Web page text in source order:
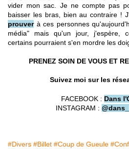
vider mon sac. Je ne compte pas
baisser les bras, bien au contraire !
prouverà ces personnes
média" mais qu'un jour, j'espère,
certains pourraient s'en mordre les
PRENEZ SOIN DE VOUS ET
Suivez moi sur les
FACEBOOK : Dans
INSTAGRAM : @d
#Divers #Billet #Coup de Gueule